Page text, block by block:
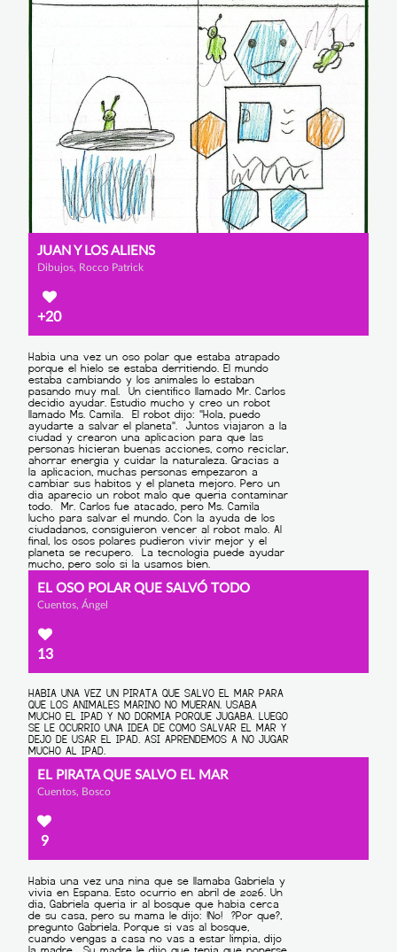
JUAN Y LOS ALIENS
Dibujos, Rocco Patrick
+20
EL OSO POLAR QUE SALVÓ TODO
Cuentos, Ángel
13
EL PIRATA QUE SALVO EL MAR
Cuentos, Bosco
9